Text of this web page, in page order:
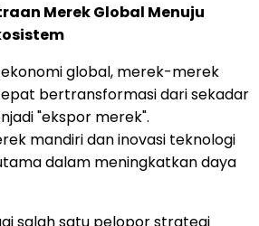
Merek Global Menuju
global, merek-merek
bertransformasi dari sekadar
"ekspor merek".
mandiri dan inovasi teknologi
dalam meningkatkan daya
salah satu pelopor strategi